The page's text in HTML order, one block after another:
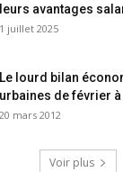
leurs avantages
1 juillet 2025
Le lourd bilan
urbaines de février à
20 mars 2012
Voir plus